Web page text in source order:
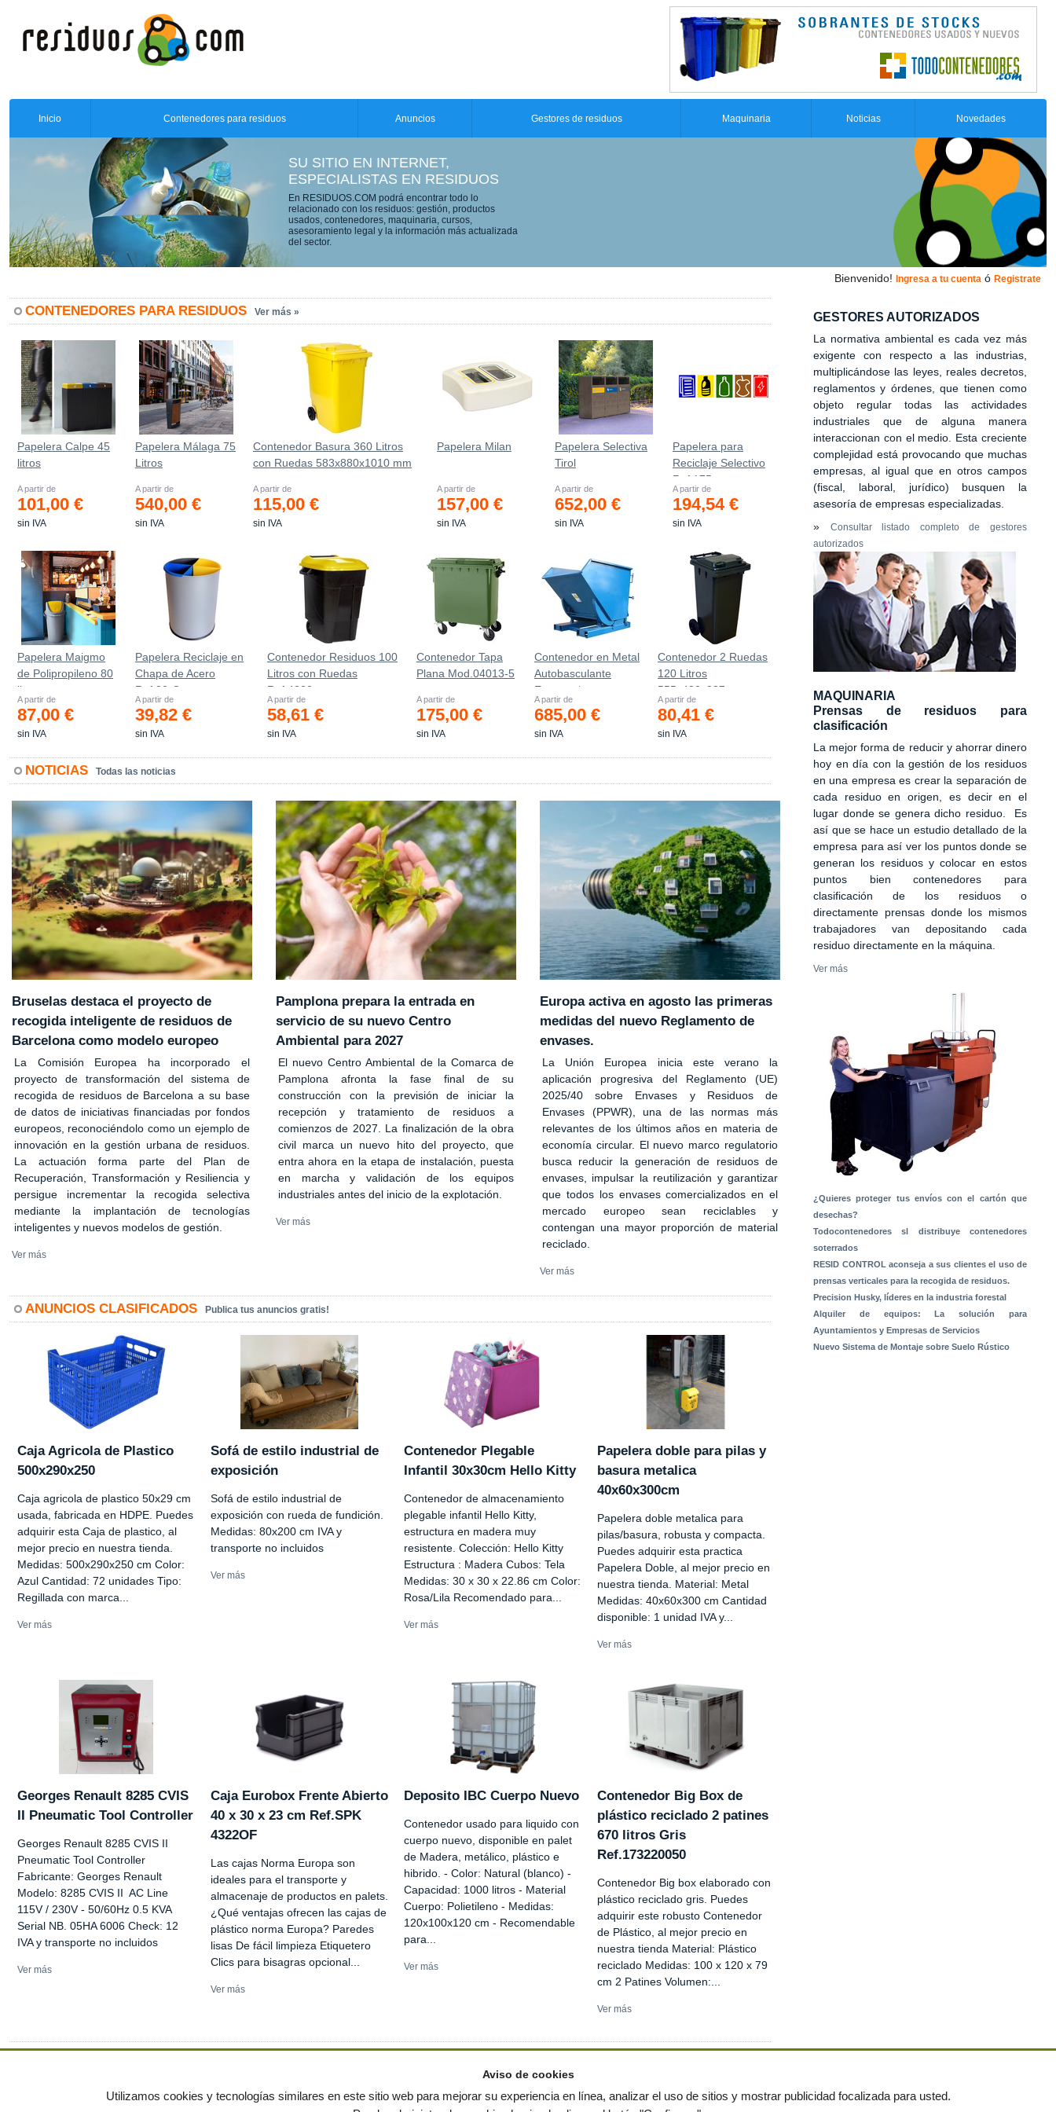
Inicio Contenedores para residuos Anuncios Gestores de residuos Maquinaria Noticias Novedades
SU SITIO EN INTERNET,
ESPECIALISTAS EN RESIDUOS
En RESIDUOS.COM podrá encontrar todo lo
relacionado con los residuos: gestión, productos
usados, contenedores, maquinaria, cursos,
asesoramiento legal y la información más actualizada
del sector.
Bienvenido! Ingresa a tu cuenta ó Registrate
CONTENEDORES PARA RESIDUOS Ver más »
Papelera Calpe 45
litros
A partir de
101,00 €
sin IVA
Papelera Málaga 75
Litros
A partir de
540,00 €
sin IVA
Contenedor Basura 360 Litros
con Ruedas 583x880x1010 mm
A partir de
115,00 €
sin IVA
Papelera Milan
A partir de
157,00 €
sin IVA
Papelera Selectiva
Tirol
A partir de
652,00 €
sin IVA
Papelera para
Reciclaje Selectivo
Ref.175
A partir de
194,54 €
sin IVA
Papelera Maigmo
de Polipropileno 80
litros
A partir de
87,00 €
sin IVA
Papelera Reciclaje en
Chapa de Acero
Ref.90-C
A partir de
39,82 €
sin IVA
Contenedor Residuos 100
Litros con Ruedas
Ref.4200
A partir de
58,61 €
sin IVA
Contenedor Tapa
Plana Mod.04013-5
A partir de
175,00 €
sin IVA
Contenedor en Metal
Autobasculante
Estanco *
A partir de
685,00 €
sin IVA
Contenedor 2 Ruedas
120 Litros
555х480х937mm
A partir de
80,41 €
sin IVA
NOTICIAS Todas las noticias
Bruselas destaca el proyecto de
recogida inteligente de residuos de
Barcelona como modelo europeo
La Comisión Europea ha incorporado el
proyecto de transformación del sistema de
recogida de residuos de Barcelona a su base
de datos de iniciativas financiadas por fondos
europeos, reconociéndolo como un ejemplo de
innovación en la gestión urbana de residuos.
La actuación forma parte del Plan de
Recuperación, Transformación y Resiliencia y
persigue incrementar la recogida selectiva
mediante la implantación de tecnologías
inteligentes y nuevos modelos de gestión.
Ver más
Pamplona prepara la entrada en
servicio de su nuevo Centro
Ambiental para 2027
El nuevo Centro Ambiental de la Comarca de
Pamplona afronta la fase final de su
construcción con la previsión de iniciar la
recepción y tratamiento de residuos a
comienzos de 2027. La finalización de la obra
civil marca un nuevo hito del proyecto, que
entra ahora en la etapa de instalación, puesta
en marcha y validación de los equipos
industriales antes del inicio de la explotación.
Ver más
Europa activa en agosto las primeras
medidas del nuevo Reglamento de
envases.
La Unión Europea inicia este verano la
aplicación progresiva del Reglamento (UE)
2025/40 sobre Envases y Residuos de
Envases (PPWR), una de las normas más
relevantes de los últimos años en materia de
economía circular. El nuevo marco regulatorio
busca reducir la generación de residuos de
envases, impulsar la reutilización y garantizar
que todos los envases comercializados en el
mercado europeo sean reciclables y
contengan una mayor proporción de material
reciclado.
Ver más
ANUNCIOS CLASIFICADOS Publica tus anuncios gratis!
Caja Agricola de Plastico
500x290x250
Caja agricola de plastico 50x29 cm
usada, fabricada en HDPE. Puedes
adquirir esta Caja de plastico, al
mejor precio en nuestra tienda.
Medidas: 500x290x250 cm Color:
Azul Cantidad: 72 unidades Tipo:
Regillada con marca...
Ver más
Sofá de estilo industrial de
exposición
Sofá de estilo industrial de
exposición con rueda de fundición.
Medidas: 80x200 cm IVA y
transporte no incluidos
Ver más
Contenedor Plegable
Infantil 30x30cm Hello Kitty
Contenedor de almacenamiento
plegable infantil Hello Kitty,
estructura en madera muy
resistente. Colección: Hello Kitty
Estructura : Madera Cubos: Tela
Medidas: 30 x 30 x 22.86 cm Color:
Rosa/Lila Recomendado para...
Ver más
Papelera doble para pilas y
basura metalica
40x60x300cm
Papelera doble metalica para
pilas/basura, robusta y compacta.
Puedes adquirir esta practica
Papelera Doble, al mejor precio en
nuestra tienda. Material: Metal
Medidas: 40x60x300 cm Cantidad
disponible: 1 unidad IVA y...
Ver más
Georges Renault 8285 CVIS
II Pneumatic Tool Controller
Georges Renault 8285 CVIS II
Pneumatic Tool Controller
Fabricante: Georges Renault
Modelo: 8285 CVIS II AC Line
115V / 230V - 50/60Hz 0.5 KVA
Serial NB. 05HA 6006 Check: 12
IVA y transporte no incluidos
Ver más
Caja Eurobox Frente Abierto
40 x 30 x 23 cm Ref.SPK
4322OF
Las cajas Norma Europa son
ideales para el transporte y
almacenaje de productos en palets.
¿Qué ventajas ofrecen las cajas de
plástico norma Europa? Paredes
lisas De fácil limpieza Etiquetero
Clics para bisagras opcional...
Ver más
Deposito IBC Cuerpo Nuevo
Contenedor usado para liquido con
cuerpo nuevo, disponible en palet
de Madera, metálico, plástico e
hibrido. - Color: Natural (blanco) -
Capacidad: 1000 litros - Material
Cuerpo: Polietileno - Medidas:
120x100x120 cm - Recomendable
para...
Ver más
Contenedor Big Box de
plástico reciclado 2 patines
670 litros Gris
Ref.173220050
Contenedor Big box elaborado con
plástico reciclado gris. Puedes
adquirir este robusto Contenedor
de Plástico, al mejor precio en
nuestra tienda Material: Plástico
reciclado Medidas: 100 x 120 x 79
cm 2 Patines Volumen:...
Ver más
GESTORES AUTORIZADOS
La normativa ambiental es cada vez más
exigente con respecto a las industrias,
multiplicándose las leyes, reales decretos,
reglamentos y órdenes, que tienen como
objeto regular todas las actividades
industriales que de alguna manera
interaccionan con el medio. Esta creciente
complejidad está provocando que muchas
empresas, al igual que en otros campos
(fiscal, laboral, jurídico) busquen la
asesoría de empresas especializadas.
» Consultar listado completo de gestores
autorizados
MAQUINARIA
Prensas de residuos para
clasificación
La mejor forma de reducir y ahorrar dinero
hoy en día con la gestión de los residuos
en una empresa es crear la separación de
cada residuo en origen, es decir en el
lugar donde se genera dicho residuo. Es
así que se hace un estudio detallado de la
empresa para así ver los puntos donde se
generan los residuos y colocar en estos
puntos bien contenedores para
clasificación de los residuos o
directamente prensas donde los mismos
trabajadores van depositando cada
residuo directamente en la máquina.
Ver más
¿Quieres proteger tus envíos con el cartón que
desechas?
Todocontenedores sl distribuye contenedores
soterrados
RESID CONTROL aconseja a sus clientes el uso de
prensas verticales para la recogida de residuos.
Precision Husky, líderes en la industria forestal
Alquiler de equipos: La solución para
Ayuntamientos y Empresas de Servicios
Nuevo Sistema de Montaje sobre Suelo Rústico
Aviso de cookies
Utilizamos cookies y tecnologías similares en este sitio web para mejorar su experiencia en línea, analizar el uso de sitios y mostrar publicidad focalizada para usted.